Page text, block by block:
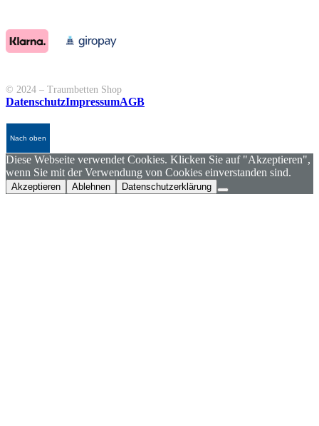
© 2024 – Traumbetten Shop
DatenschutzImpressumAGB
Nach oben
Diese Webseite verwendet Cookies. Klicken Sie auf "Akzeptieren",
wenn Sie mit der Verwendung von Cookies einverstanden sind.
Akzeptieren Ablehnen Datenschutzerklärung